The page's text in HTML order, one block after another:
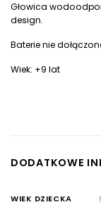
Głowica
design.
Baterie nie
Wiek: +9 lat
DODATKOWE
WIEK DZIECKA